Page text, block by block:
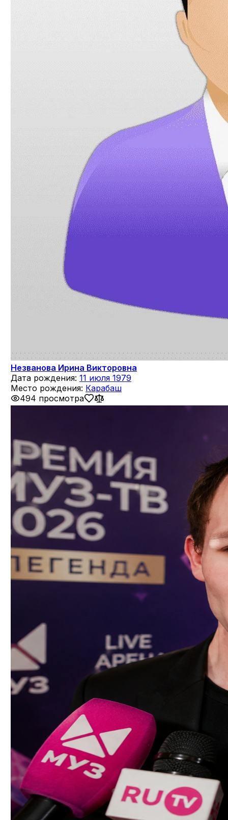
Незванова Ирина Викторовна
Дата рождения: 11 июля 1979
Место рождения: Карабаш
494 просмотра